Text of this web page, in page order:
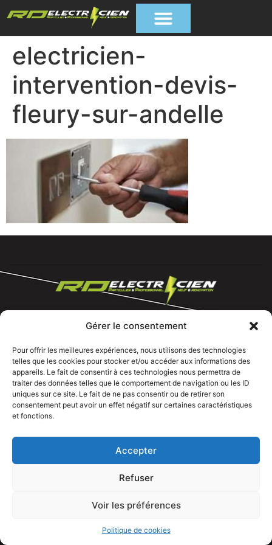
Gérer le consentement
Pour offrir les meilleures expériences, nous utilisons des technologies
telles que les cookies pour stocker et/ou accéder aux informations des
appareils. Le fait de consentir à ces technologies nous permettra de
traiter des données telles que le comportement de navigation ou les ID
uniques sur ce site. Le fait de ne pas consentir ou de retirer son
consentement peut avoir un effet négatif sur certaines caractéristiques
et fonctions.
Accepter
Refuser
Voir les préférences
Politique de cookies
electricien-
intervention-devis-
fleury-sur-andelle
Tous droits réservé @rdelectricien.fr –Mentions légales
Siege social :82 rue Jeanne d’Arc – 76000 Rouen
Bureau et showroom :136 route Nationale 27310 Caumont
APPELEZ NOUS